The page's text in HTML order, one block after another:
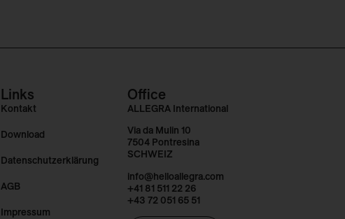
Links
Kontakt
Download
Datenschutzerklärung
AGB
Impressum
Office
ALLEGRA International
Via da Mulin 10
7504 Pontresina
SCHWEIZ
info@helloallegra.com
+41 81 511 22 26
+43 72 051 65 51